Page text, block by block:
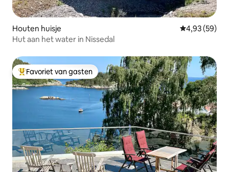
Houten huisje Gemiddelde
4,93 (59)
Hut aan het water in Nissedal
Topfavoriet van gasten
Favoriet van gasten